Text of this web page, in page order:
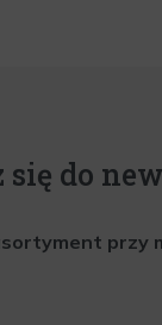
się do
przy